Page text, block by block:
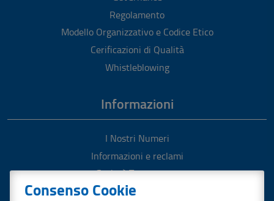
Regolamento
Modello Organizzativo e Codice Etico
Cerificazioni di Qualità
Whistleblowing
Informazioni
I Nostri Numeri
Informazioni e reclami
Società Trasparente
Pronto Intervento
Consenso Cookie